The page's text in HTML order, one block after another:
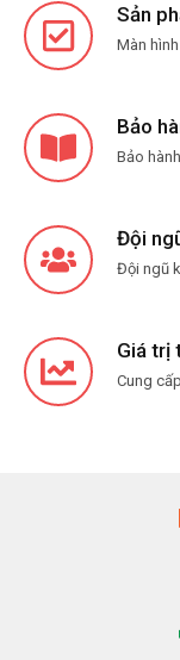
Sản
Màn
Bảo
Bảo
Đội
Đội ngũ
Giá trị
Cung